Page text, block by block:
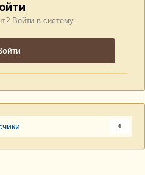
Войти в систему.
4